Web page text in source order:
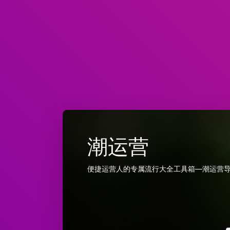
潮运营
便捷运营人的专属流行大全工具箱—潮运营